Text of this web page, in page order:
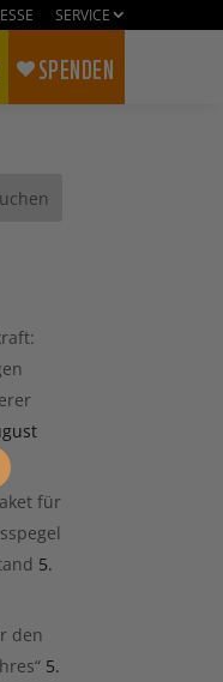
SERVICE
SPENDEN
für
5.
den
5.